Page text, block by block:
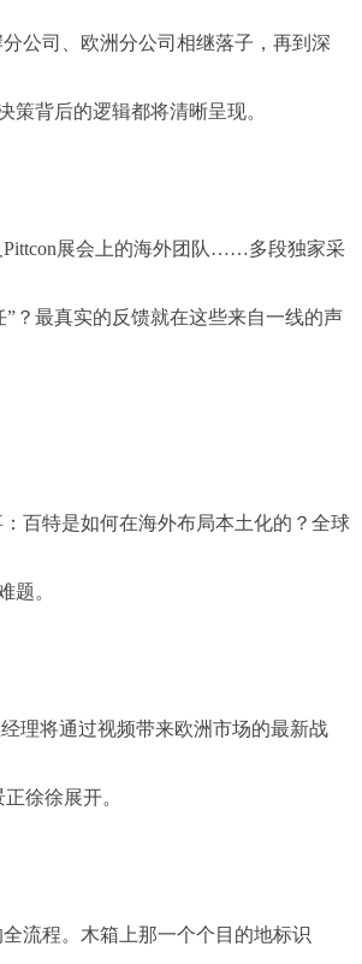
公司、欧洲分公司相继落子，再到深
背后的逻辑都将清晰呈现。
Pittcon展会上的海外团队……多段独家采
？最真实的反馈就在这些来自一线的声
百特是如何在海外布局本土化的？全球
题。
理将通过视频带来欧洲市场的最新战
徐徐展开。
流程。木箱上那一个个目的地标识